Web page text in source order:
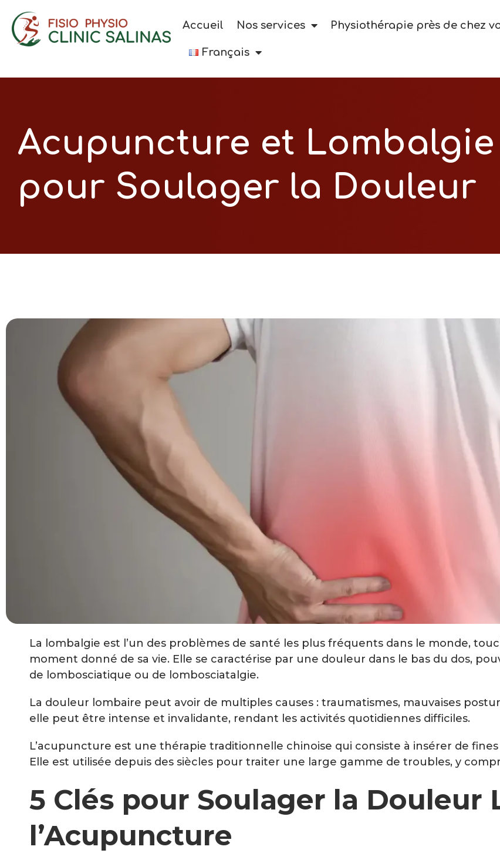
Accueil Nos services Physiothérapie près de chez
Français
Acupuncture et Lombalgie
pour Soulager la Douleur
La lombalgie est l’un des problèmes de santé les plus fréquents dans le monde,
moment donné de sa vie. Elle se caractérise par une douleur dans le bas du dos,
de lombosciatique ou de lombosciatalgie.
La douleur lombaire peut avoir de multiples causes : traumatismes, mauvaises
elle peut être intense et invalidante, rendant les activités quotidiennes difficiles.
L’acupuncture est une thérapie traditionnelle chinoise qui consiste à insérer de
Elle est utilisée depuis des siècles pour traiter une large gamme de troubles, y
5 Clés pour Soulager la Douleur
l’Acupuncture